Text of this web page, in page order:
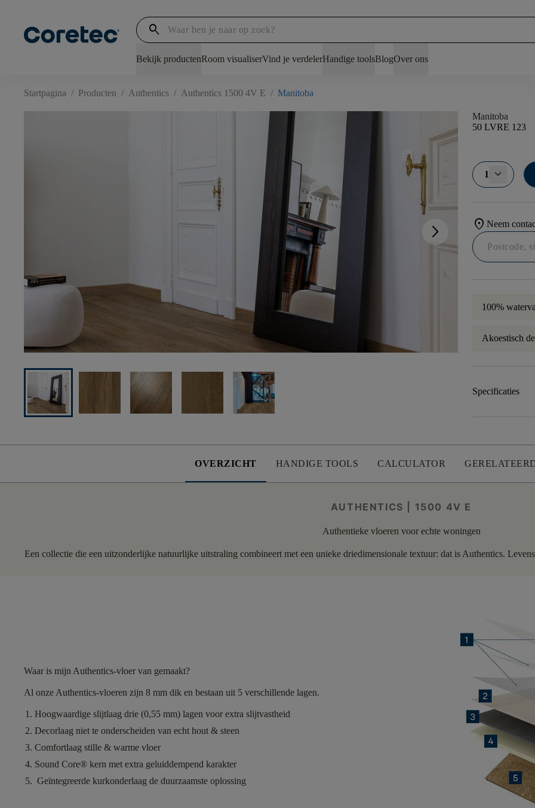
search
Bekijk productenRoom visualiserVind je verdelerHandige toolsBlogOver ons
Startpagina / Producten / Authentics / Authentics 1500 4V E / Manitoba
arrow_forward_ios
Manitoba
50 LVRE 123
1
location_onNeem
100%
Akoestisch
Specificaties
OVERZICHT HANDIGE TOOLS CALCULATOR
AUTHENTICS | 1500 4V E
Authentieke vloeren voor echte woningen
Een collectie die een uitzonderlijke natuurlijke uitstraling combineert met een unieke driedimensionale textuur: dat is Authentics.
Waar is mijn Authentics-vloer van gemaakt?
Al onze Authentics-vloeren zijn 8 mm dik en bestaan uit 5 verschillende lagen.
Hoogwaardige slijtlaag drie (0,55 mm) lagen voor extra slijtvastheid
Decorlaag niet te onderscheiden van echt hout & steen
Comfortlaag stille & warme vloer
Sound Core® kern met extra geluiddempend karakter
Geïntegreerde kurkonderlaag de duurzaamste oplossing